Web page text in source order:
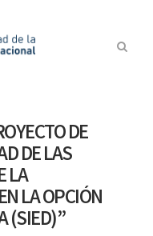
DE
DE LAS
LA
LA OPCIÓN
(SIED)”